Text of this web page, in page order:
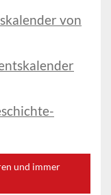
von
und immer